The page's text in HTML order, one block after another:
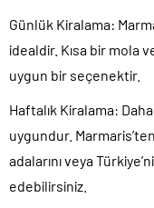
Günlük Kiralama:
idealdir. Kısa bir mola
uygun bir seçenektir.
Haftalık Kiralama:
uygundur.
adalarını veya
edebilirsiniz.